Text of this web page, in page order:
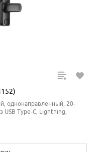
однонаправленный, 20-
Type-C, Lightning,